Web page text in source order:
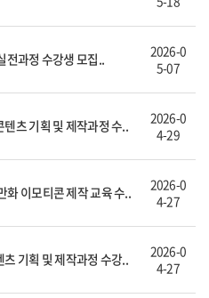
전과정 수강생 모집..
2026-0
5-07
츠 기획 및 제작과정 수..
2026-0
4-29
화 이모티콘 제작 교육 수..
2026-0
4-27
기획 및 제작과정 수강..
2026-0
4-27